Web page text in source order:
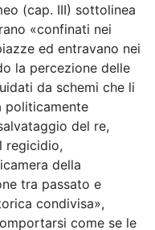
(cap. III) sottolinea
«confinati nei
ed entravano nei
la percezione delle
da schemi che li
politicamente
del re,
regicidio,
della
tra passato e
condivisa»,
come se le